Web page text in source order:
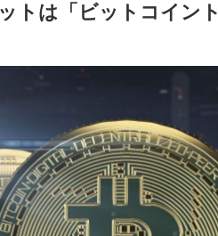
トは「ビットコイン